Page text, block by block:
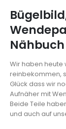
Wir haben heute
reinbekommen,
Glück dass wir
Aufnäher mit
Beide Teile
und auch auf